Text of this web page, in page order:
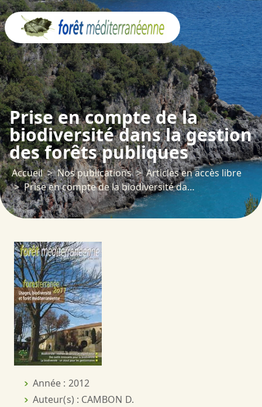
Prise en compte de la
biodiversité dans la gestion
des forêts publiques
Accueil Nos publications
Articles en accès libre
Prise en compte de la biodiversité dans la gestion des forêts publiques
Année : 2012
Auteur(s) : CAMBON D.
Panneau de gestion des cookies